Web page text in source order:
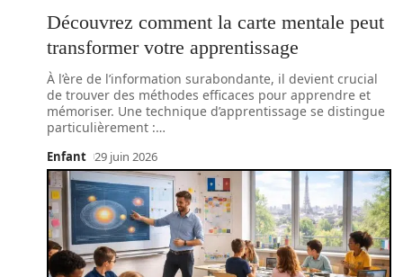
Découvrez comment la carte mentale peut
transformer votre apprentissage
À l’ère de l’information surabondante, il devient crucial
de trouver des méthodes efficaces pour apprendre et
mémoriser. Une technique d’apprentissage se distingue
particulièrement :…
Enfant 29 juin 2026